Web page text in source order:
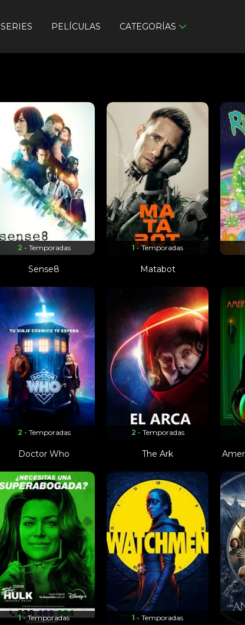
SERIES PELÍCULAS CATEGORÍAS
2 - Temporadas
Sense8
1- Temporadas
Matabot
2 - Temporadas
Doctor Who
2 - Temporadas
The Ark
1- Temporadas 1- Temporadas